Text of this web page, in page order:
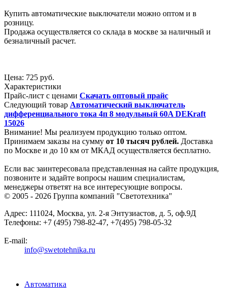
Купить автоматические выключатели можно оптом и в
розницу.
Продажа осуществляется со склада в москве за наличный и
безналичный расчет.
Цена: 725 руб.
Характеристики
Прайс-лист с ценами Скачать оптовый прайс
Следующий товар Автоматический выключатель
дифференциального тока 4п 8 модульный 60A DEKraft
15026
Внимание! Мы реализуем продукцию только оптом.
Принимаем заказы на сумму от 10 тысяч рублей. Доставка
по Москве и до 10 км от МКАД осуществляется бесплатно.
Если вас заинтересовала представленная на сайте продукция,
позвоните и задайте вопросы нашим специалистам,
менеджеры ответят на все интересующие вопросы.
© 2005 - 2026 Группа компаний "Светотехника"
Адрес: 111024, Москва, ул. 2-я Энтузиастов, д. 5, оф.9Д
Телефоны: +7 (495) 798-82-47, +7(495) 798-05-32
E-mail:
info@swetotehnika.ru
Автоматика